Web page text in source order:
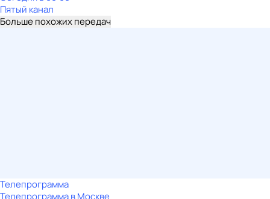
Пятый канал
Больше похожих передач
Телепрограмма
Телепрограмма в Москве